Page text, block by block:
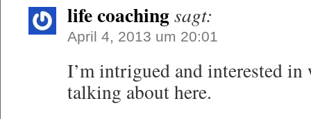
life coachingsagt:
April 4, 2013 um 20:01
I’m intrigued and interested
talking about here.